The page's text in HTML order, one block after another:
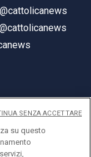
su questo
SENZA ACCETTARE